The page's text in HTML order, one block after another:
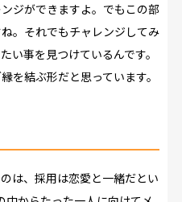
ジができますよ。でもこの部
。それでもチャレンジしてみ
い事を見つけているんです。
を結ぶ形だと思っています。
は、採用は恋愛と一緒だとい